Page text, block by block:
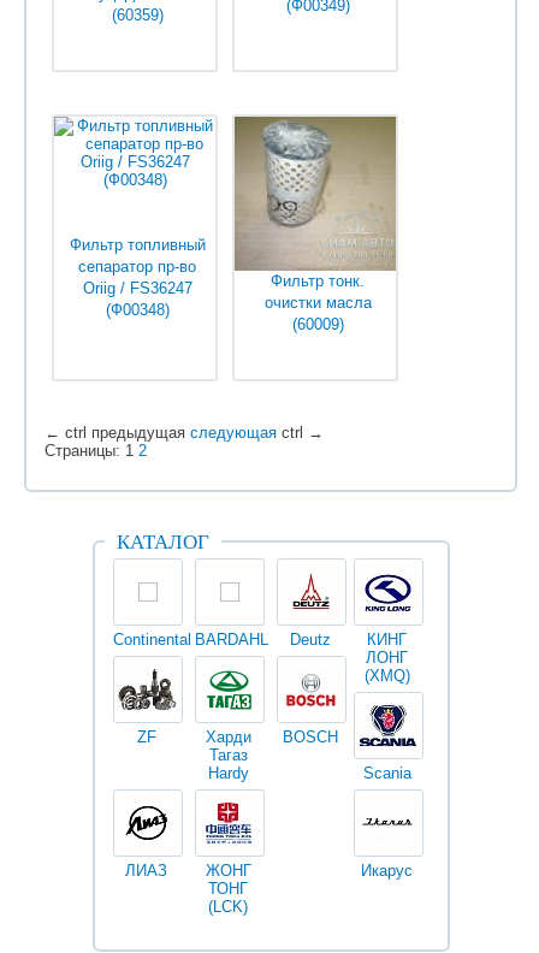
(60359)
менеджеров
(Ф00349)
менеджеров
Фильтр топливный
сепаратор пр-во
Oriig / FS36247
(Ф00348)
менеджеров
Фильтр тонк.
очистки масла
(60009)
менеджеров
← ctrl предыдущая следующая ctrl →
Страницы: 1 2
КАТАЛОГ
Continental BARDAHL Deutz
ZF
Харди
Тагаз
Hardy
BOSCH
ЛИАЗ
ЖОНГ
ТОНГ
(LCK)
КИНГ
ЛОНГ
(XMQ)
Scania
Икарус